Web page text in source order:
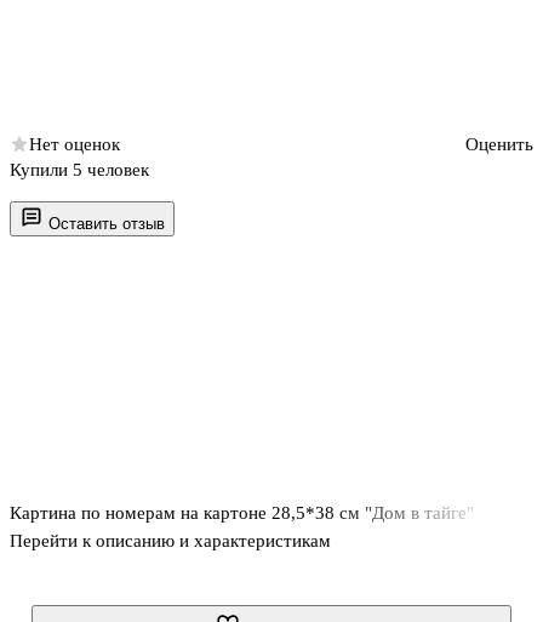
Оставить отзыв
Картина по номерам на картоне 28,5*38 см "Дом в тайге"
Перейти к описанию и характеристикам
Нет оценок
Оценить
Купили 5 человек